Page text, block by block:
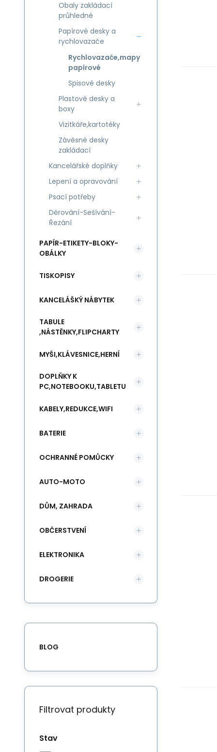
Obaly zakládací
průhledné
Papírové desky a
rychlovazače
Rychlovazače,mapy
papírové
Spisové desky
Plastové desky a
boxy
Vizitkáře,kartotéky
Závěsné desky
zakládací
Kancelářské doplňky
Lepení a opravování
Psací potřeby
Děrování-Sešívání-
Řezání
PAPÍR-ETIKETY-BLOKY-
OBÁLKY
TISKOPISY
KANCELÁŠKÝ NÁBYTEK
TABULE
,NÁSTĚNKY,FLIPCHARTY
MYŠI,KLÁVESNICE,HERNÍ
DOPLŇKY K
PC,NOTEBOOKU,TABLETU
KABELY,REDUKCE,WIFI
BATERIE
OCHRANNÉ POMŮCKY
AUTO-MOTO
DŮM, ZAHRADA
OBČERSTVENÍ
ELEKTRONIKA
DROGERIE
BLOG
Filtrovat produkty
Stav